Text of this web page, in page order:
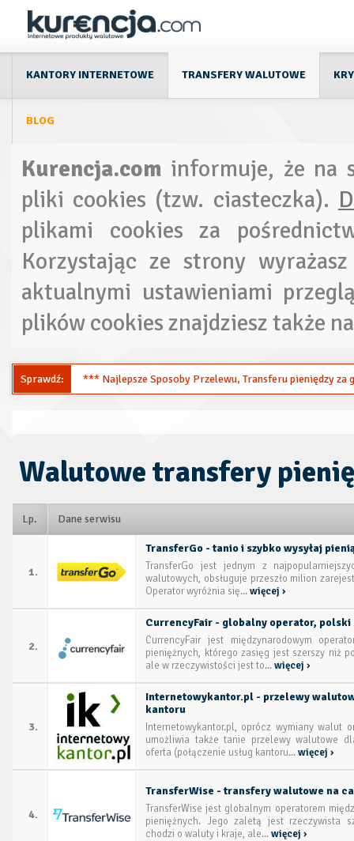
KANTORY INTERNETOWE TRANSFERY WALUTOWE
BLOG
Kurencja.com informuje, że na
pliki cookies (tzw. ciasteczka).
plikami cookies za
Korzystając ze strony
aktualnymi ustawieniami
plików cookies znajdziesz także
Sprawdź: *** Najlepsze Sposoby Przelewu, Transferu pieniędzy
Walutowe transfery
Lp. Dane serwisu
1.
TransferGo - tanio i szybko wysyłaj
TransferGo jest jednym z
walutowych, obsługuje przeszło milion
Operator wyróżnia się...więcej ›
2.
CurrencyFair - globalny operator,
CurrencyFair jest międzynarodowym
pieniężnych, którego zasięg jest szerszy niż
ale w rzeczywistości jest to...więcej ›
3.
Internetowykantor.pl - przelewy
kantoru
Internetowykantor.pl, oprócz wymiany walut
umożliwia także tanie przelewy walutowe
oferta (połączenie usług kantoru...więcej ›
4.
TransferWise - transfery walutowe na
TransferWise jest globalnym operatorem
pieniężnych. Jego zaletą jest rzeczywista
chodzi o waluty i kraje, ale...więcej ›